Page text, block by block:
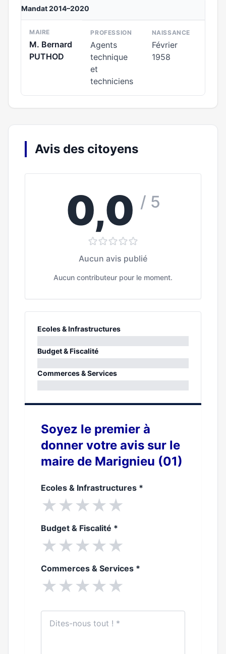
Mandat 2014–2020
MAIRE
M. Bernard
PUTHOD
PROFESSION
Agents
technique
et
techniciens
NAISSANCE
Février
1958
Avis des citoyens
0,0 / 5
Aucun avis publié
Aucun contributeur pour le moment.
Ecoles & Infrastructures
0%
Budget & Fiscalité
0%
Commerces & Services
Soyez le premier à
donner votre avis sur le
maire de Marignieu (01)
Ecoles & Infrastructures *
★★★★★
Budget & Fiscalité *
★★★★★
Commerces & Services *
★★★★★